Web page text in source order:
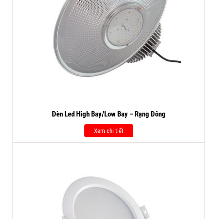
Đèn Led High Bay/Low Bay – Rạng Đông
Xem chi tiết